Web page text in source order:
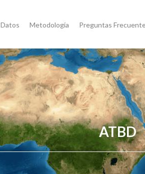
Metodología Preguntas
ATBD